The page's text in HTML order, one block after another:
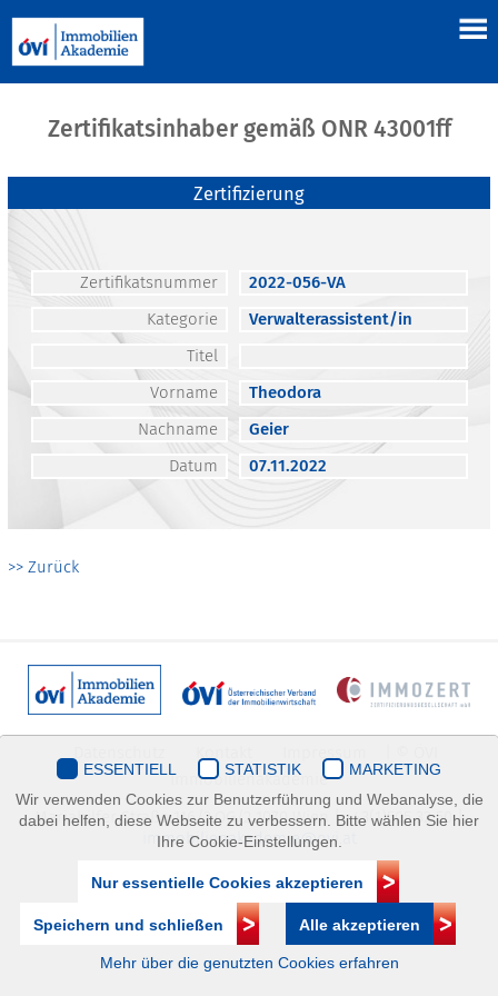
Zertifikatsinhaber gemäß ONR 43001ff
Zertifizierung
Zertifikatsnummer
2022-056-VA
Kategorie
Verwalterassistent/in
Titel
Vorname
Theodora
Nachname
Geier
Datum
07.11.2022
>> Zurück
Immobilienakademie
Mariahilfer Straße 116/2.OG/2 1070 Wien | +43(1)505 32 50 |
immobilienakademie@ovi.at
ESSENTIELL STATISTIK
MARKETING
Wir verwenden Cookies zur Benutzerführung und Webanalyse, die
dabei helfen, diese Webseite zu verbessern. Bitte wählen Sie hier
Ihre Cookie-Einstellungen.
Nur essentielle Cookies akzeptieren
Speichern und schließen Alle akzeptieren
Mehr über die genutzten Cookies erfahren